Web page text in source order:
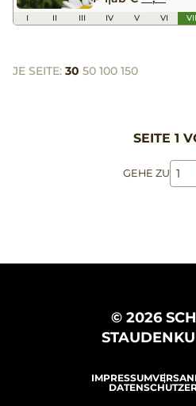
I II III IV V VI VII
JE SEITE: 30 50 100 150
SEITE 1
GEHE ZU
© 2026
IMPRESSUM